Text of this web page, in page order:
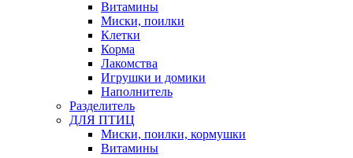
Витамины
Миски, поилки
Клетки
Корма
Лакомства
Игрушки и домики
Наполнитель
Разделитель
ДЛЯ ПТИЦ
Миски, поилки, кормушки
Витамины